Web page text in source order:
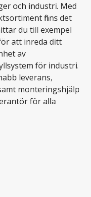
och industri. Med
finns det
du till exempel
att inreda ditt
av
för industri.
leverans,
monteringshjälp
för alla